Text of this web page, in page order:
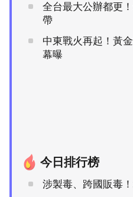
全台最大公辦都更
帶
中東戰火再起！黃
幕曝
今日排行榜
涉製毒、跨國販毒